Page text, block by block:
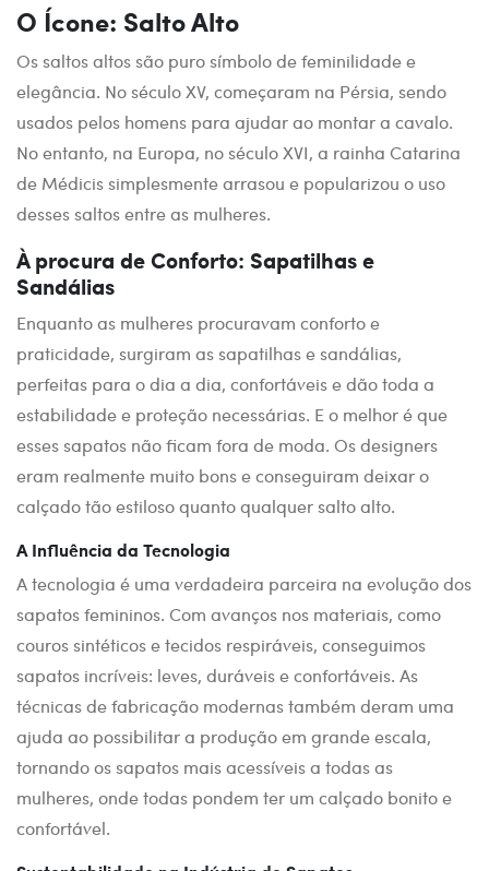
O Ícone: Salto Alto
Os saltos altos são puro símbolo de feminilidade e
elegância. No século XV, começaram na Pérsia, sendo
usados pelos homens para ajudar ao montar a cavalo.
No entanto, na Europa, no século XVI, a rainha Catarina
de Médicis simplesmente arrasou e popularizou o uso
desses saltos entre as mulheres.
À procura de Conforto: Sapatilhas e
Sandálias
Enquanto as mulheres procuravam conforto e
praticidade, surgiram as sapatilhas e sandálias,
perfeitas para o dia a dia, confortáveis e dão toda a
estabilidade e proteção necessárias. E o melhor é que
esses sapatos não ficam fora de moda. Os designers
eram realmente muito bons e conseguiram deixar o
calçado tão estiloso quanto qualquer salto alto.
A Influência da Tecnologia
A tecnologia é uma verdadeira parceira na evolução dos
sapatos femininos. Com avanços nos materiais, como
couros sintéticos e tecidos respiráveis, conseguimos
sapatos incríveis: leves, duráveis e confortáveis. As
técnicas de fabricação modernas também deram uma
ajuda ao possibilitar a produção em grande escala,
tornando os sapatos mais acessíveis a todas as
mulheres, onde todas pondem ter um calçado bonito e
confortável.